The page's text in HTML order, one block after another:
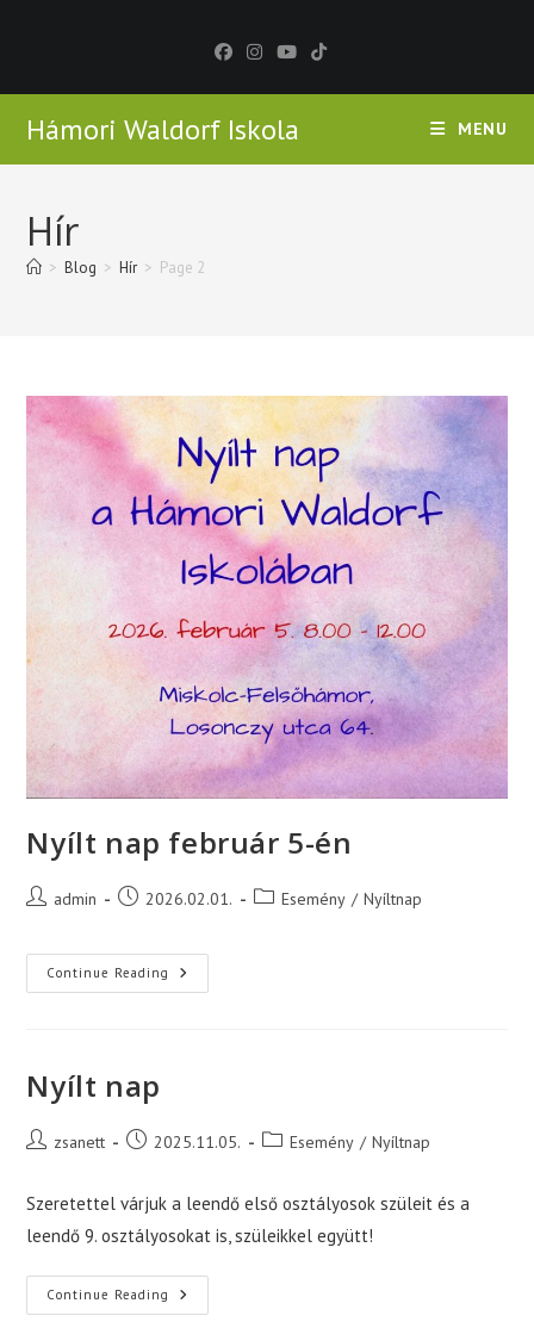
Hámori Waldorf Iskola MENU
Hír
> Blog > Hír > Page 2
Nyílt nap február 5-én
Postadmin
Post2026.02.01.
PostEsemény / Nyíltnap
Continue Reading Nyílt
Nap
Nyílt nap
Postzsanett
Post2025.11.05.
PostEsemény / Nyíltnap
Szeretettel várjuk a leendő első osztályosok szüleit és a
leendő 9. osztályosokat is, szüleikkel együtt!
Continue Reading Nyílt
Nap